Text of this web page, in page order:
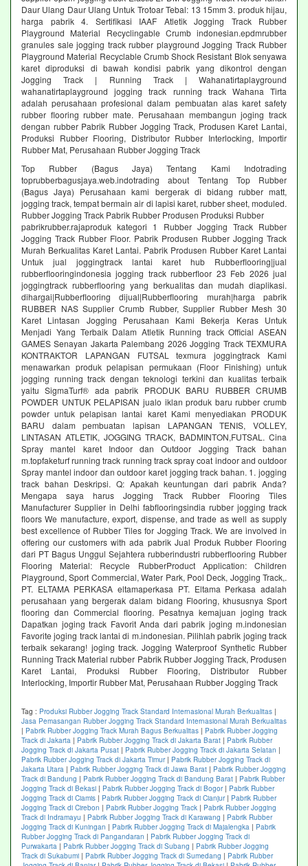
Daur Ulang Daur Ulang Untuk Trotoar Tebal: 13 15mm 3. produk hijau,
harga pabrik 4. Sertifikasi IAAF Atletik Jogging Track Rubber
Playground Material Recyclingable Crumb indonesian.epdmrubber
granules sale jogging track rubber playground Jogging Track Rubber
Playground Material Recyclable Crumb Shock Resistant Blok senyawa
karet diproduksi di bawah kondisi pabrik yang dikontrol dengan
Jogging Track | Running Track | Wahanatirtaplayground
wahanatirtaplayground jogging track running track Wahana Tirta
adalah perusahaan profesional dalam pembuatan alas karet safety
rubber flooring rubber mate. Perusahaan membangun joging track
dengan rubber Pabrik Rubber Jogging Track, Produsen Karet Lantai,
Produksi Rubber Flooring, Distributor Rubber Interlocking, Importir
Rubber Mat, Perusahaan Rubber Jogging Track
Top Rubber (Bagus Jaya) Tentang Kami Indotrading
toprubberbagusjaya.web.indotrading about Tentang Top Rubber
(Bagus Jaya) Perusahaan kami bergerak di bidang rubber matt,
jogging track, tempat bermain air di lapisi karet, rubber sheet, moduled.
Rubber Jogging Track Pabrik Rubber Produsen Produksi Rubber
pabrikrubber.rajaproduk kategori 1 Rubber Jogging Track Rubber
Jogging Track Rubber Floor. Pabrik Produsen Rubber Jogging Track
Murah Berkualitas Karet Lantai. Pabrik Produsen Rubber Karet Lantai
Untuk jual joggingtrack lantai karet hub Rubberflooring|jual
rubberflooringindonesia jogging track rubberfloor 23 Feb 2026 jual
joggingtrack rubberflooring yang berkualitas dan mudah diaplikasi.
dihargai|Rubberflooring dijual|Rubberflooring murah|harga pabrik
RUBBER NAS Supplier Crumb Rubber, Supplier Rubber Mesh 30
Karet Lintasan Jogging Perusahaan Kami Bekerja Keras Untuk
Menjadi Yang Terbaik Dalam Atletik Running track Official ASEAN
GAMES Senayan Jakarta Palembang 2026 Jogging Track TEXMURA
KONTRAKTOR LAPANGAN FUTSAL texmura joggingtrack Kami
menawarkan produk pelapisan permukaan (Floor Finishing) untuk
jogging running track dengan teknologi terkini dan kualitas terbaik
yaitu SigmaTurf® ada pabrik PRODUK BARU RUBBER CRUMB
POWDER UNTUK PELAPISAN jualo iklan produk baru rubber crumb
powder untuk pelapisan lantai karet Kami menyediakan PRODUK
BARU dalam pembuatan lapisan LAPANGAN TENIS, VOLLEY,
LINTASAN ATLETIK, JOGGING TRACK, BADMINTON,FUTSAL. Cina
Spray mantel karet Indoor dan Outdoor Jogging Track bahan
m.topfaketurf running track running track spray coat indoor and outdoor
Spray mantel indoor dan outdoor karet jogging track bahan. 1. jogging
track bahan Deskripsi. Q: Apakah keuntungan dari pabrik Anda?
Mengapa saya harus Jogging Track Rubber Flooring Tiles
Manufacturer Supplier in Delhi fabflooringsindia rubber jogging track
floors We manufacture, export, dispense, and trade as well as supply
best excellence of Rubber Tiles for Jogging Track. We are involved in
offering our customers with ada pabrik Jual Produk Rubber Flooring
dari PT Bagus Unggul Sejahtera rubberindustri rubberflooring Rubber
Flooring Material: Recycle RubberProduct Application: Children
Playground, Sport Commercial, Water Park, Pool Deck, Jogging Track,.
PT. ELTAMA PERKASA eltamaperkasa PT. Eltama Perkasa adalah
perusahaan yang bergerak dalam bidang Flooring, khususnya Sport
flooring dan Commercial flooring. Pesatnya kemajuan joging track
Dapatkan joging track Favorit Anda dari pabrik joging m.indonesian
Favorite joging track lantai di m.indonesian. Pilihlah pabrik joging track
terbaik sekarang! joging track. Jogging Waterproof Synthetic Rubber
Running Track Material rubber Pabrik Rubber Jogging Track, Produsen
Karet Lantai, Produksi Rubber Flooring, Distributor Rubber
Interlocking, Importir Rubber Mat, Perusahaan Rubber Jogging Track
Tag : Produksi Rubber Jogging Track Standard Internasional Murah Berkualitas |
Jasa Pemasangan Rubber Jogging Track Standard Internasional Murah Berkualitas
| Pabrik Rubber Jogging Track Murah Bagus Berkualitas | Pabrik Rubber Jogging
Track di Jakarta | Pabrik Rubber Jogging Track di Jakarta Barat | Pabrik Rubber
Jogging Track di Jakarta Pusat | Pabrik Rubber Jogging Track di Jakarta Selatan |
Pabrik Rubber Jogging Track di Jakarta Timur| Pabrik Rubber Jogging Track di
Jakarta Utara | Pabrik Rubber Jogging Track di Jawa Barat | Pabrik Rubber Jogging
Track di Bandung | Pabrik Rubber Jogging Track di Bandung Barat | Pabrik Rubber
Jogging Track di Bekasi | Pabrik Rubber Jogging Track di Bogor| Pabrik Rubber
Jogging Track di Ciamis | Pabrik Rubber Jogging Track di Cianjur| Pabrik Rubber
Jogging Track di Cirebon | Pabrik Rubber Jogging Track | Pabrik Rubber Jogging
Track di Indramayu | Pabrik Rubber Jogging Track di Karawang | Pabrik Rubber
Jogging Track di Kuningan | Pabrik Rubber Jogging Track di Majalengka | Pabrik
Rubber Jogging Track di Pangandaran | Pabrik Rubber Jogging Track di
Purwakarta | Pabrik Rubber Jogging Track di Subang | Pabrik Rubber Jogging
Track di Sukabumi | Pabrik Rubber Jogging Track di Sumedang | Pabrik Rubber